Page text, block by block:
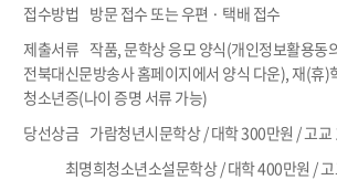
접수방법 방문 접수 또는 우편 · 택배 접수
제출서류 작품, 문학상 응모 양식(개인정보활용동
전북대신문방송사 홈페이지에서 양식 다운), 재(휴)
청소년증(나이 증명 서류 가능)
당선상금 가람청년시문학상 / 대학 300만원 / 고교
최명희청소년소설문학상 / 대학 400만원 / 고